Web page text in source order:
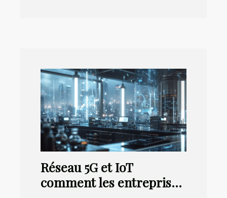
Réseau 5G et IoT
comment les entreprises